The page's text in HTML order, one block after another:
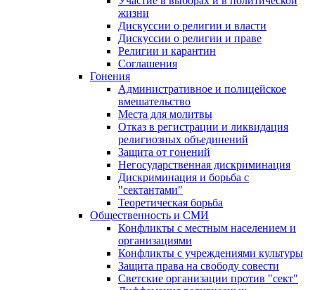
жизни
Дискуссии о религии и власти
Дискуссии о религии и праве
Религии и карантин
Соглашения
Гонения
Административное и полицейское
вмешательство
Места для молитвы
Отказ в регистрации и ликвидация
религиозных объединений
Защита от гонений
Негосударственная дискриминация
Дискриминация и борьба с
"сектантами"
Теоретическая борьба
Общественность и СМИ
Конфликты с местным населением и
организациями
Конфликты с учреждениями культуры
Защита права на свободу совести
Светские организации против "сект"